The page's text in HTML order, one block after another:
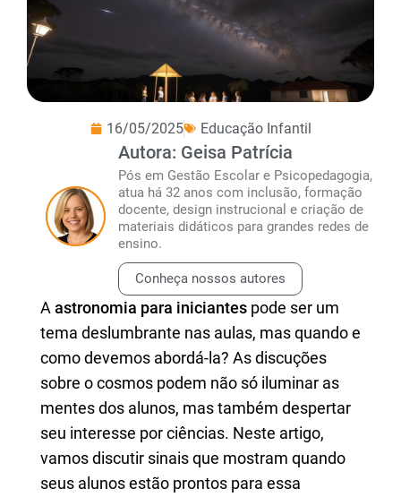
16/05/2025 Educação Infantil
Autora: Geisa Patrícia
Pós em Gestão Escolar e Psicopedagogia,
atua há 32 anos com inclusão, formação
docente, design instrucional e criação de
materiais didáticos para grandes redes de
ensino.
Conheça nossos autores
A astronomia para iniciantes pode ser um
tema deslumbrante nas aulas, mas quando e
como devemos abordá-la? As discuções
sobre o cosmos podem não só iluminar as
mentes dos alunos, mas também despertar
seu interesse por ciências. Neste artigo,
vamos discutir sinais que mostram quando
seus alunos estão prontos para essa